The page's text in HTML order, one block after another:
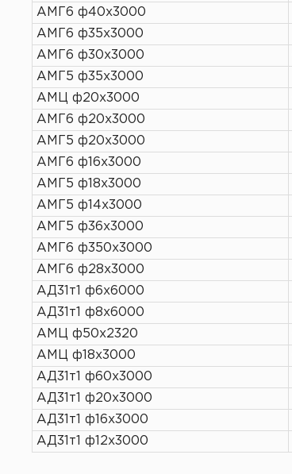
АМГ6 ф40х3000
АМГ6 ф35х3000
АМГ6 ф30х3000
АМГ5 ф35х3000
АМЦ ф20х3000
АМГ6 ф20х3000
АМГ5 ф20х3000
АМГ6 ф16х3000
АМГ5 ф18х3000
АМГ5 ф14х3000
АМГ5 ф36х3000
АМГ6 ф350х3000
АМГ6 ф28х3000
АД31т1 ф6х6000
АД31т1 ф8х6000
АМЦ ф50х2320
АМЦ ф18х3000
АД31т1 ф60х3000
АД31т1 ф20х3000
АД31т1 ф16х3000
АД31т1 ф12х3000